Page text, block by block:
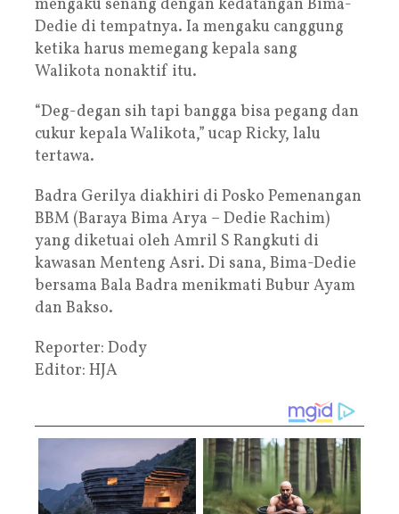
mengaku senang dengan kedatangan Bima-
Dedie di tempatnya. Ia mengaku canggung
ketika harus memegang kepala sang
Walikota nonaktif itu.
“Deg-degan sih tapi bangga bisa pegang dan
cukur kepala Walikota,” ucap Ricky, lalu
tertawa.
Badra Gerilya diakhiri di Posko Pemenangan
BBM (Baraya Bima Arya – Dedie Rachim)
yang diketuai oleh Amril S Rangkuti di
kawasan Menteng Asri. Di sana, Bima-Dedie
bersama Bala Badra menikmati Bubur Ayam
dan Bakso.
Reporter: Dody
Editor: HJA